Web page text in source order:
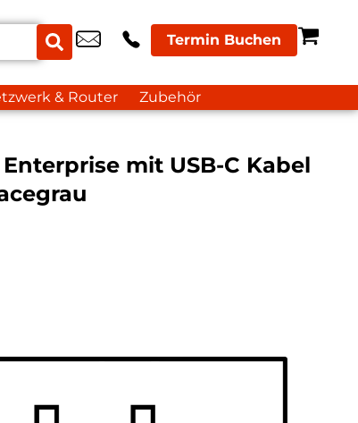
Termin Buchen
& Router Zubehör
mit USB-C Kabel